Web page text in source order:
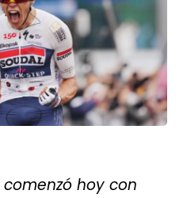
comenzó hoy con